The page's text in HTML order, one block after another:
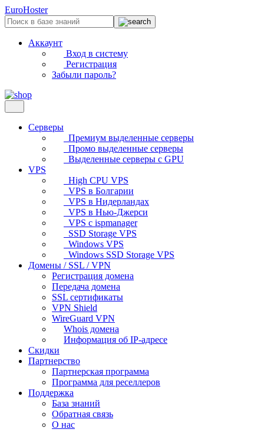
EuroHoster
Аккаунт
Вход в систему
Регистрация
Забыли пароль?
Серверы
Премиум выделенные серверы
Промо выделенные серверы
Выделенные серверы с GPU
VPS
High CPU VPS
VPS в Болгарии
VPS в Нидерландах
VPS в Нью-Джерси
VPS с ispmanager
SSD Storage VPS
Windows VPS
Windows SSD Storage VPS
Домены / SSL / VPN
Регистрация домена
Передача домена
SSL сертификаты
VPN Shield
WireGuard VPN
Whois домена
Информация об IP-адресе
Скидки
Партнерство
Партнерская программа
Программа для реселлеров
Поддержка
База знаний
Обратная связь
О нас